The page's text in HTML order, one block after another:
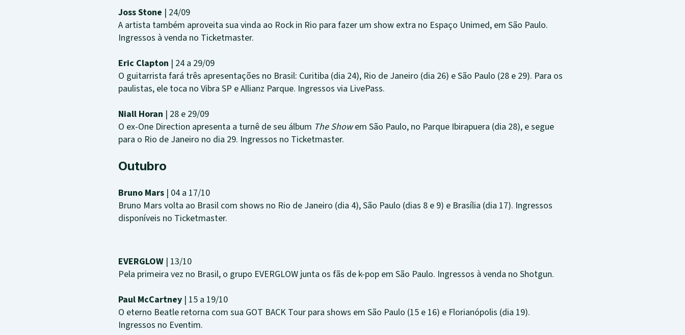
Joss Stone | 24/09
A artista também aproveita sua vinda ao Rock in Rio para fazer um show extra no Espaço Unimed, em São Paulo.
Ingressos à venda no Ticketmaster.
Eric Clapton | 24 a 29/09
O guitarrista fará três apresentações no Brasil: Curitiba (dia 24), Rio de Janeiro (dia 26) e São Paulo (28 e 29). Para os
paulistas, ele toca no Vibra SP e Allianz Parque. Ingressos via LivePass.
Niall Horan | 28 e 29/09
O ex-One Direction apresenta a turnê de seu álbum The Showem São Paulo, no Parque Ibirapuera (dia 28), e segue
para o Rio de Janeiro no dia 29. Ingressos no Ticketmaster.
Outubro
Bruno Mars | 04 a 17/10
Bruno Mars volta ao Brasil com shows no Rio de Janeiro (dia 4), São Paulo (dias 8 e 9) e Brasília (dia 17). Ingressos
disponíveis no Ticketmaster.
EVERGLOW | 13/10
Pela primeira vez no Brasil, o grupo EVERGLOW junta os fãs de k-pop em São Paulo. Ingressos à venda no Shotgun.
Paul McCartney | 15 a 19/10
O eterno Beatle retorna com sua GOT BACK Tour para shows em São Paulo (15 e 16) e Florianópolis (dia 19).
Ingressos no Eventim.